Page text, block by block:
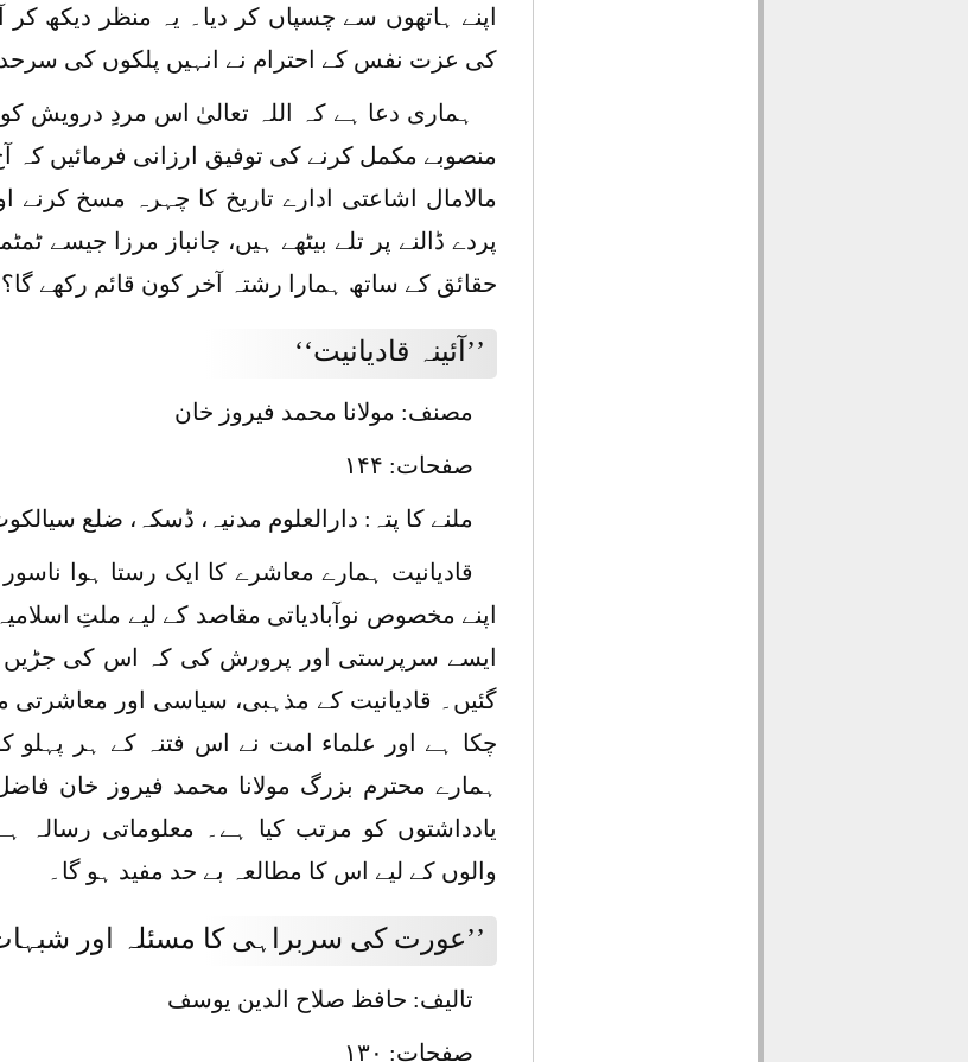
اپنے ہاتھوں سے چسپاں کر دیا۔ یہ منظر دیکھ کر
کی عزت نفس کے احترام نے انہیں پلکوں کی سرحد
ہماری دعا ہے کہ اللہ تعالیٰ اس مردِ درویش
منصوبے مکمل کرنے کی توفیق ارزانی فرمائیں
مالامال اشاعتی ادارے تاریخ کا چہرہ مسخ
پردے ڈالنے پر تلے بیٹھے ہیں، جانباز مرزا جیسے
حقائق کے ساتھ ہمارا رشتہ آخر کون قائم رکھے گا؟
’’آئینہ قادیانیت‘‘
مصنف: مولانا محمد فیروز خان
صفحات: ۱۴۴
ملنے کا پتہ: دارالعلوم مدنیہ، ڈسکہ، ضلع
قادیانیت ہمارے معاشرے کا ایک رستا ہوا
اپنے مخصوص نوآبادیاتی مقاصد کے لیے ملتِ
ایسے سرپرستی اور پرورش کی کہ اس کی جڑیں
گئیں۔ قادیانیت کے مذہبی، سیاسی اور معاشرتی
چکا ہے اور علماء امت نے اس فتنہ کے ہر پہلو
ہمارے محترم بزرگ مولانا محمد فیروز خان
یادداشتوں کو مرتب کیا ہے۔ معلوماتی
والوں کے لیے اس کا مطالعہ بے حد مفید ہو گا۔
’’عورت کی سربراہی کا مسئلہ اور
تالیف: حافظ صلاح الدین یوسف
صفحات: ۱۳۰